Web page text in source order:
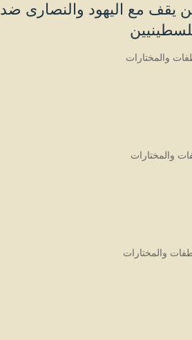
يقف مع اليهود والنصارى ضد
والمختارات
والمختارات
والمختارات